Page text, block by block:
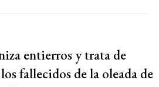
entierros y trata de
fallecidos de la oleada de